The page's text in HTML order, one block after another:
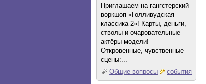
Приглашаем на гангстерский
воркшоп «Голливудская
классика-2»! Карты, деньги,
стволы и очаровательные
актёры-модели!
Откровенные, чувственные
сцены:...
Общие вопросы
события